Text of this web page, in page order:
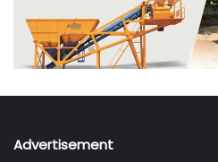
Advertisement